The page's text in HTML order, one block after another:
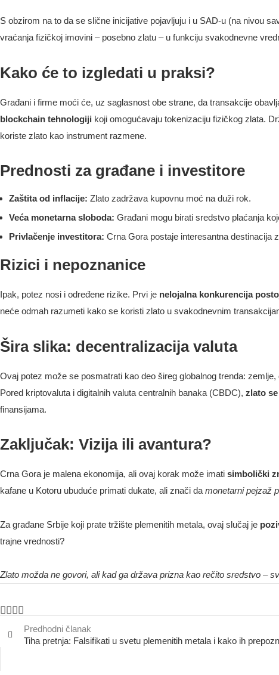
S obzirom na to da se slične inicijative pojavljuju i u SAD-u (na nivou
vraćanja fizičkoj imovini – posebno zlatu – u funkciju svakodnevne
Kako će to izgledati u praksi?
Građani i firme moći će, uz saglasnost obe strane, da transakcije
blockchain tehnologiji koji omogućavaju tokenizaciju fizičkog zlata.
koriste zlato kao instrument razmene.
Prednosti za građane i investitore
Zaštita od inflacije: Zlato zadržava kupovnu moć na duži rok.
Veća monetarna sloboda: Građani mogu birati sredstvo plaćanja
Privlačenje investitora: Crna Gora postaje interesantna destinacija
Rizici i nepoznanice
Ipak, potez nosi i određene rizike. Prvi je nelojalna konkurencija
neće odmah razumeti kako se koristi zlato u svakodnevnim
Šira slika: decentralizacija valuta
Ovaj potez može se posmatrati kao deo šireg globalnog trenda:
Pored kriptovaluta i digitalnih valuta centralnih banaka (CBDC), zlato
finansijama.
Zaključak: Vizija ili avantura?
Crna Gora je malena ekonomija, ali ovaj korak može imati simbolički
kafane u Kotoru ubuduće primati dukate, ali znači da monetarni pejzaž
Za građane Srbije koji prate tržište plemenitih metala, ovaj slučaj je
trajne vrednosti?
Zlato možda ne govori, ali kad ga država prizna kao rečito sredstvo –
Predhodni članak
Tiha pretnja: Falsifikati u svetu plemenitih metala i kako ih